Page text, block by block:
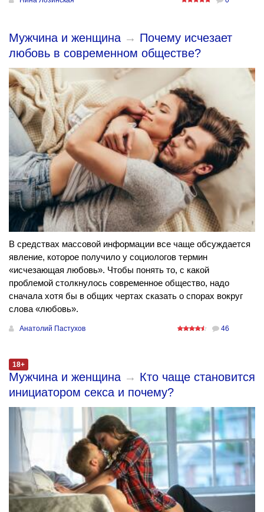
Мужчина и женщина → Почему исчезает
любовь в современном обществе?
В средствах массовой информации все чаще обсуждается
явление, которое получило у социологов термин
«исчезающая любовь». Чтобы понять то, с какой
проблемой столкнулось современное общество, надо
сначала хотя бы в общих чертах сказать о спорах вокруг
слова «любовь».
Анатолий Пастухов 46
18+
Мужчина и женщина → Кто чаще становится
инициатором секса и почему?